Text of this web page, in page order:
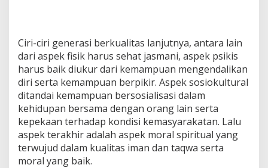
Ciri-ciri generasi berkualitas lanjutnya, antara lain
dari aspek fisik harus sehat jasmani, aspek psikis
harus baik diukur dari kemampuan mengendalikan
diri serta kemampuan berpikir. Aspek sosiokultural
ditandai kemampuan bersosialisasi dalam
kehidupan bersama dengan orang lain serta
kepekaan terhadap kondisi kemasyarakatan. Lalu
aspek terakhir adalah aspek moral spiritual yang
terwujud dalam kualitas iman dan taqwa serta
moral yang baik.